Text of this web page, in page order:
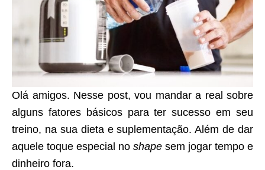
Olá amigos. Nesse post, vou mandar a real sobre
alguns fatores básicos para ter sucesso em seu
treino, na sua dieta e suplementação. Além de dar
aquele toque especial no shape sem jogar tempo e
dinheiro fora.